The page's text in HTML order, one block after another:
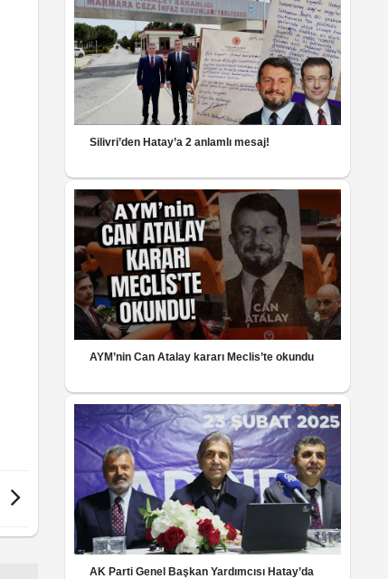
Silivri’den Hatay’a 2 anlamlı mesaj!
AYM’nin Can Atalay kararı Meclis’te okundu
AK Parti Genel Başkan Yardımcısı Hatay’da